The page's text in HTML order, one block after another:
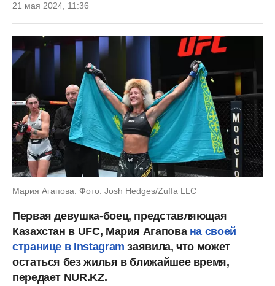
21 мая 2024, 11:36
Мария Агапова. Фото: Josh Hedges/Zuffa LLC
Первая девушка-боец, представляющая
Казахстан в UFC, Мария Агапова на своей
странице в Instagram заявила, что может
остаться без жилья в ближайшее время,
передает NUR.KZ.